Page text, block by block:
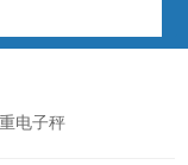
电子秤